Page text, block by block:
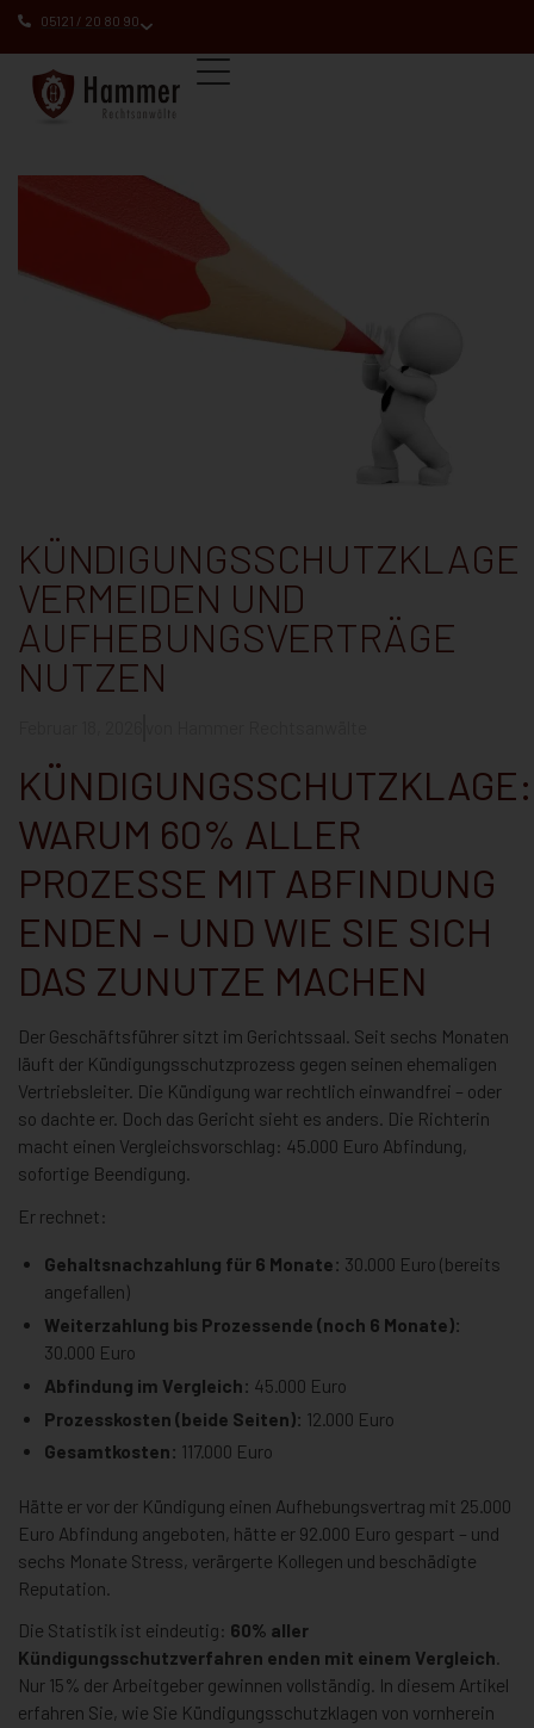
05121 / 20 80 90
KÜNDIGUNGSSCHUTZKLAGE
VERMEIDEN UND
AUFHEBUNGSVERTRÄGE
NUTZEN
KÜNDIGUNGSSCHUTZKLAGE:
WARUM 60% ALLER
PROZESSE MIT ABFINDUNG
ENDEN – UND WIE SIE SICH
DAS ZUNUTZE MACHEN
Der Geschäftsführer sitzt im Gerichtssaal. Seit sechs Monaten
läuft der Kündigungsschutzprozess gegen seinen ehemaligen
Vertriebsleiter. Die Kündigung war rechtlich einwandfrei – oder
so dachte er. Doch das Gericht sieht es anders. Die Richterin
macht einen Vergleichsvorschlag: 45.000 Euro Abfindung,
sofortige Beendigung.
Er rechnet:
Gehaltsnachzahlung für 6 Monate: 30.000 Euro (bereits
angefallen)
Weiterzahlung bis Prozessende (noch 6 Monate):
30.000 Euro
Abfindung im Vergleich: 45.000 Euro
Prozesskosten (beide Seiten): 12.000 Euro
Gesamtkosten: 117.000 Euro
Hätte er vor der Kündigung einen Aufhebungsvertrag mit 25.000
Euro Abfindung angeboten, hätte er 92.000 Euro gespart – und
sechs Monate Stress, verärgerte Kollegen und beschädigte
Reputation.
Die Statistik ist eindeutig: 60% aller
Kündigungsschutzverfahren enden mit einem Vergleich.
Nur 15% der Arbeitgeber gewinnen vollständig. In diesem Artikel
erfahren Sie, wie Sie Kündigungsschutzklagen von vornherein